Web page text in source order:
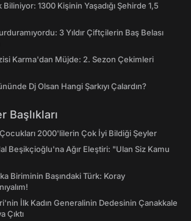
1300 Kişinin Yaşadığı Şehirde 1,5
3 Yıldır Çiftçilerin Baş Belası
Karma'dan Müjde: 2. Sezon Çekimleri
Dj Olsan Hangi Şarkıyı Çalardın?
Başlıkları
2000'lilerin Çok İyi Bildiği Şeyler
Beşikçioğlu'na Ağır Eleştiri: "Ulan Siz Kamu
Biriminin Başındaki Türk: Koray
İlk Kadın Generalinin Dedesinin Çanakkale
Çıktı